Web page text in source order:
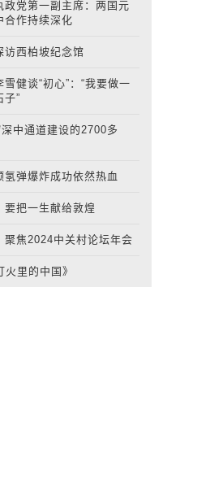
政党第一副主席：两国元
合作持续深化
访西柏坡纪念馆
健谈“初心”：“我要做一
子”
中通道建设的2700多
氢弹爆炸成功依然热血
要把一生献给敦煌
聚焦2024中关村论坛年会
里的中国》